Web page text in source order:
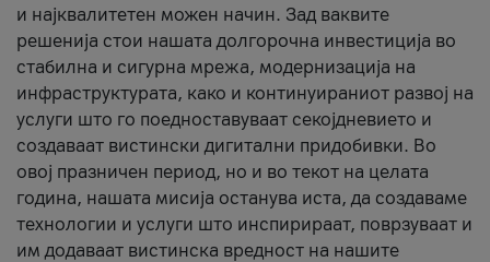
и најквалитетен можен начин. Зад ваквите
решенија стои нашата долгорочна инвестиција во
стабилна и сигурна мрежа, модернизација на
инфраструктурата, како и континуираниот развој на
услуги што го поедноставуваат секојдневието и
создаваат вистински дигитални придобивки. Во
овој празничен период, но и во текот на целата
година, нашата мисија останува иста, да создаваме
технологии и услуги што инспирираат, поврзуваат и
им додаваат вистинска вредност на нашите